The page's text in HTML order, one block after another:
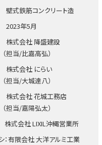
式鉄筋コンクリート造
2023年5月
式会社 降盛建設
比嘉高弘）
式会社 にらい
大城達八）
式会社 花城工務店
嘉陽弘太）
株式会社 LIXIL沖縄営業所
：有限会社 大洋アルミ工業